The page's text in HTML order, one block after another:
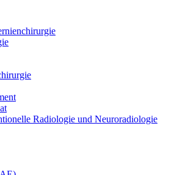
Radiologie und Neuroradiologie